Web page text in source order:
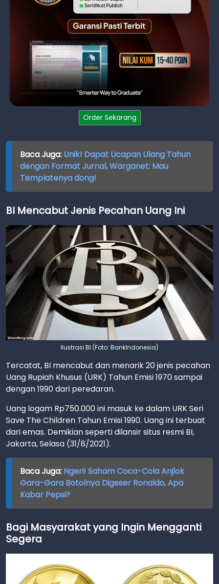
Order Sekarang
Baca Juga: Unik! Dapat Ucapan Ulang Tahun
dengan Format Jurnal, Warganet: Mau
Templatenya dong!
BI Mencabut Jenis Pecahan Uang Ini
Ilustrasi BI (Foto: BankIndonesia)
Tercatat, BI mencabut dan menarik 20 jenis pecahan
Uang Rupiah Khusus (URK) Tahun Emisi 1970 sampai
dengan 1990 dari peredaran.
Uang logam Rp750.000 ini masuk ke dalam URK Seri
Save The Children Tahun Emisi 1990. Uang ini terbuat
dari emas. Demikian seperti dilansir situs resmi BI,
Jakarta, Selasa (31/8/2021).
Baca Juga: Ngeri! Saham Coca-Cola Anjlok
Gara-Gara Botolnya Digeser Ronaldo, Apa
Kabar Pepsi?
Bagi Masyarakat yang Ingin Mengganti
Segera